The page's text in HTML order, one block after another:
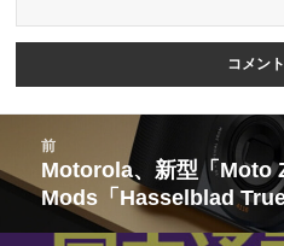
稿
ビ
前
前
の
Motorola、新型「Moto
Mods「Hasselblad